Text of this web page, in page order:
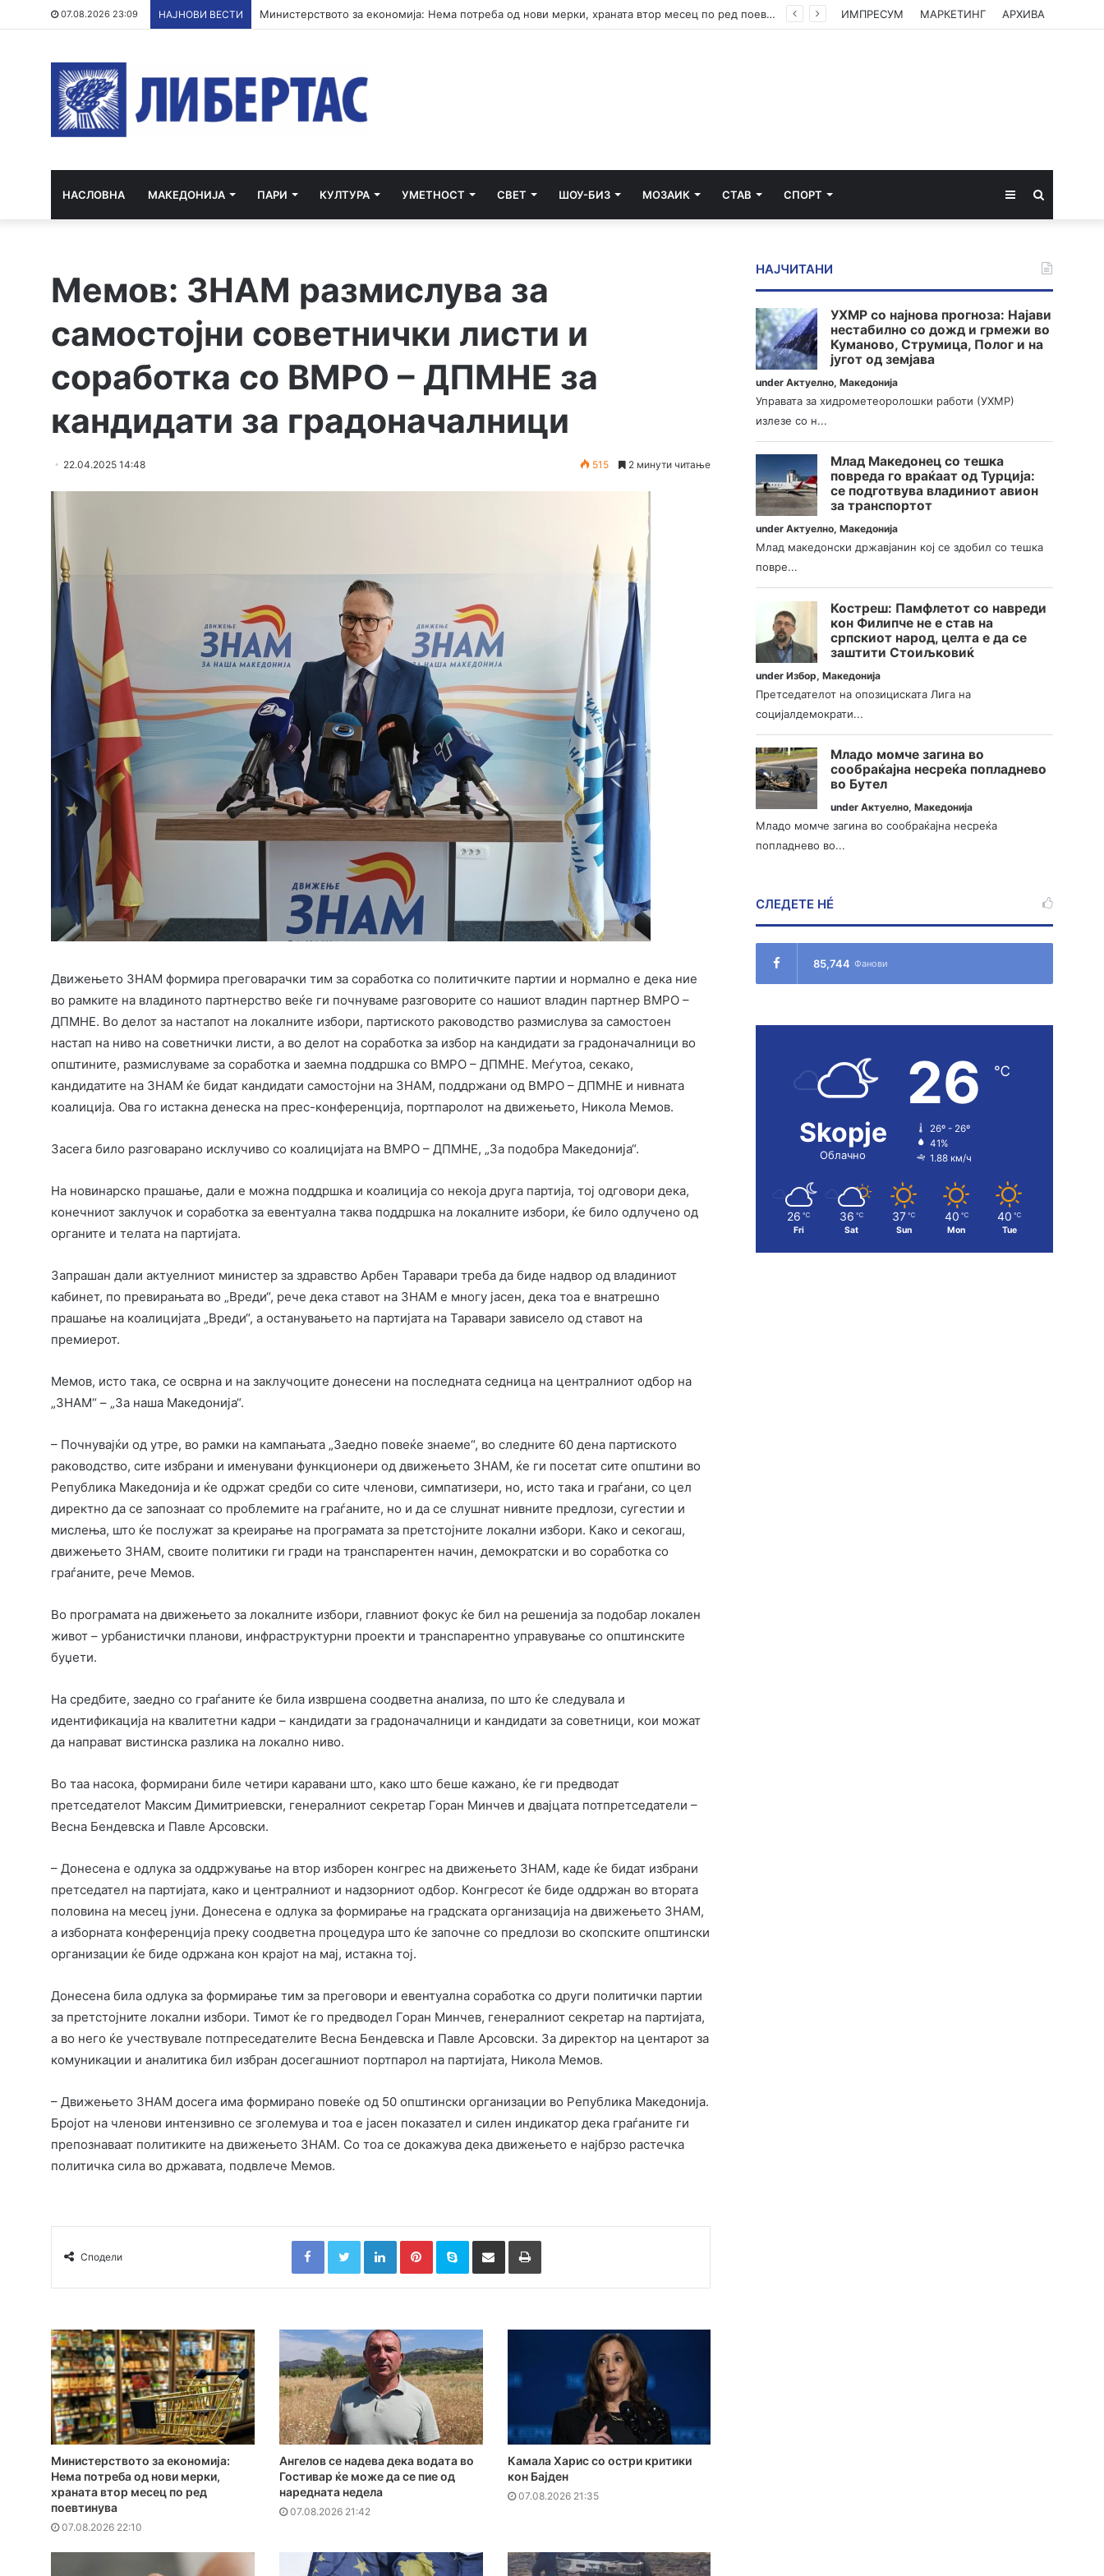
07.08.2026 23:09 НАЈНОВИ ВЕСТИ Министерството за економија: Нема потреба од нови мерки, храната втор месец по ред поевтинува ИМПРЕСУМ МАРКЕТИНГ АРХИВА
НАСЛОВНА МАКЕДОНИЈА ПАРИ КУЛТУРА УМЕТНОСТ СВЕТ ШОУ-БИЗ МОЗАИК СТАВ СПОРТ Sidebar
Мемов: ЗНАМ размислува за
самостојни советнички листи и
соработка со ВМРО – ДПМНЕ за
кандидати за градоначалници
22.04.2025 14:48 515 2 минути читање
Движењето ЗНАМ формира преговарачки тим за соработка со политичките партии и нормално е дека ние
во рамките на владиното партнерство веќе ги почнуваме разговорите со нашиот владин партнер ВМРО –
ДПМНЕ. Во делот за настапот на локалните избори, партиското раководство размислува за самостоен
настап на ниво на советнички листи, а во делот на соработка за избор на кандидати за градоначалници во
општините, размислуваме за соработка и заемна поддршка со ВМРО – ДПМНЕ. Меѓутоа, секако,
кандидатите на ЗНАМ ќе бидат кандидати самостојни на ЗНАМ, поддржани од ВМРО – ДПМНЕ и нивната
коалиција. Ова го истакна денеска на прес-конференција, портпаролот на движењето, Никола Мемов.
Засега било разговарано исклучиво со коалицијата на ВМРО – ДПМНЕ, „За подобра Македонија“.
На новинарско прашање, дали е можна поддршка и коалиција со некоја друга партија, тој одговори дека,
конечниот заклучок и соработка за евентуална таква поддршка на локалните избори, ќе било одлучено од
органите и телата на партијата.
Запрашан дали актуелниот министер за здравство Арбен Таравари треба да биде надвор од владиниот
кабинет, по превирањата во „Вреди“, рече дека ставот на ЗНАМ е многу јасен, дека тоа е внатрешно
прашање на коалицијата „Вреди“, а останувањето на партијата на Таравари зависело од ставот на
премиерот.
Мемов, исто така, се осврна и на заклучоците донесени на последната седница на централниот одбор на
„ЗНАМ“ – „За наша Македонија“.
– Почнувајќи од утре, во рамки на кампањата „Заедно повеќе знаеме“, во следните 60 дена партиското
раководство, сите избрани и именувани функционери од движењето ЗНАМ, ќе ги посетат сите општини во
Република Македонија и ќе одржат средби со сите членови, симпатизери, но, исто така и граѓани, со цел
директно да се запознаат со проблемите на граѓаните, но и да се слушнат нивните предлози, сугестии и
мислења, што ќе послужат за креирање на програмата за претстојните локални избори. Како и секогаш,
движењето ЗНАМ, своите политики ги гради на транспарентен начин, демократски и во соработка со
граѓаните, рече Мемов.
Во програмата на движењето за локалните избори, главниот фокус ќе бил на решенија за подобар локален
живот – урбанистички планови, инфраструктурни проекти и транспарентно управување со општинските
буџети.
На средбите, заедно со граѓаните ќе била извршена соодветна анализа, по што ќе следувала и
идентификација на квалитетни кадри – кандидати за градоначалници и кандидати за советници, кои можат
да направат вистинска разлика на локално ниво.
Во таа насока, формирани биле четири каравани што, како што беше кажано, ќе ги предводат
претседателот Максим Димитриевски, генералниот секретар Горан Минчев и двајцата потпретседатели –
Весна Бендевска и Павле Арсовски.
– Донесена е одлука за оддржување на втор изборен конгрес на движењето ЗНАМ, каде ќе бидат избрани
претседател на партијата, како и централниот и надзорниот одбор. Конгресот ќе биде оддржан во втората
половина на месец јуни. Донесена е одлука за формирање на градската организација на движењето ЗНАМ,
а изборната конференција преку соодветна процедура што ќе започне со предлози во скопските општински
организации ќе биде одржана кон крајот на мај, истакна тој.
Донесена била одлука за формирање тим за преговори и евентуална соработка со други политички партии
за претстојните локални избори. Тимот ќе го предводел Горан Минчев, генералниот секретар на партијата,
а во него ќе учествувале потпреседателите Весна Бендевска и Павле Арсовски. За директор на центарот за
комуникации и аналитика бил избран досегашниот портпарол на партијата, Никола Мемов.
– Движењето ЗНАМ досега има формирано повеќе од 50 општински организации во Република Македонија.
Бројот на членови интензивно се зголемува и тоа е јасен показател и силен индикатор дека граѓаните ги
препознаваат политиките на движењето ЗНАМ. Со тоа се докажува дека движењето е најбрзо растечка
политичка сила во државата, подвлече Мемов.
Сподели
FacebookTwitterLinkedInPinterestSkype Сподели преку Е-маил Испринтај
Министерството за економија:
Нема потреба од нови мерки,
храната втор месец по ред
поевтинува
07.08.2026 22:10
Ангелов се надева дека водата во
Гостивар ќе може да се пие од
наредната недела
07.08.2026 21:42
Камала Харис со остри критики
кон Бајден
07.08.2026 21:35
НАЈЧИТАНИ
УХМР со најнова прогноза: Најави
нестабилно со дожд и грмежи во
Куманово, Струмица, Полог и на
југот од земјава
underАктуелно,Македонија
Управата за хидрометеоролошки работи (УХМР)
излезе со н...
Млад Македонец со тешка
повреда го враќаат од Турција:
се подготвува владиниот авион
за транспортот
underАктуелно,Македонија
Млад македонски државјанин кој се здобил со тешка
повре...
Костреш: Памфлетот со навреди
кон Филипче не е став на
српскиот народ, целта е да се
заштити Стоиљковиќ
underИзбор,Македонија
Претседателот на опозициската Лига на
социјалдемократи...
Младо момче загина во
сообраќајна несреќа попладнево
во Бутел
underАктуелно,Македонија
Младо момче загина во сообраќајна несреќа
попладнево во...
СЛЕДЕТЕ НÉ
85,744 Фанови
Skopje
Облачно
26 ℃
26º - 26º
41%
1.88 км/ч
26 ℃
Fri
36 ℃
Sat
37 ℃
Sun
40 ℃
Mon
40 ℃
Tue